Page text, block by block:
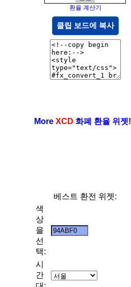
환율 계산기
클립 보드에 복사
More XCD 화폐 환율 위젯!
베스트 환전 위젯:
색
상
을
선
택:
시
간